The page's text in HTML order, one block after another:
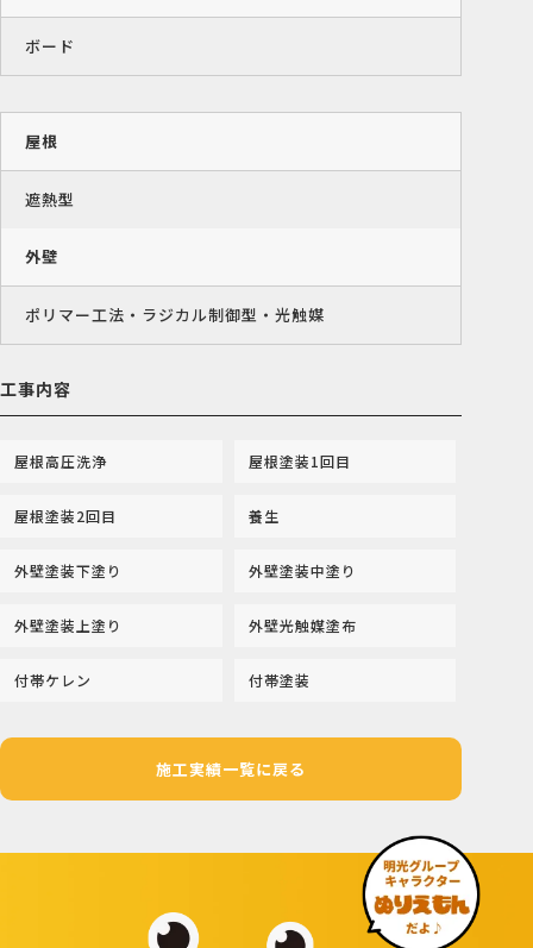
ボード
屋根
遮熱型
外壁
ポリマー工法・ラジカル制御型・光触媒
工事内容
屋根高圧洗浄 屋根塗装1回目
屋根塗装2回目 養生
外壁塗装下塗り 外壁塗装中塗り
外壁塗装上塗り 外壁光触媒塗布
付帯ケレン 付帯塗装
施工実績一覧に戻る